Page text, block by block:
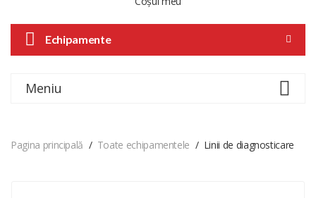
Echipamente
Meniu
Pagina principală Toate echipamentele Linii de diagnosticare